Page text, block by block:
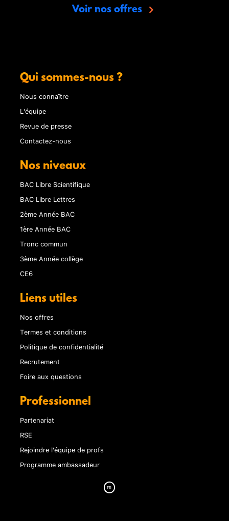
Voir nos offres
Qui sommes-nous ?
Nous connaître
L'équipe
Revue de presse
Contactez-nous
Nos niveaux
BAC Libre Scientifique
BAC Libre Lettres
2ème Année BAC
1ère Année BAC
Tronc commun
3ème Année collège
CE6
Liens utiles
Nos offres
Termes et conditions
Politique de confidentialité
Recrutement
Foire aux questions
Professionnel
Partenariat
RSE
Rejoindre l'équipe de profs
Programme ambassadeur